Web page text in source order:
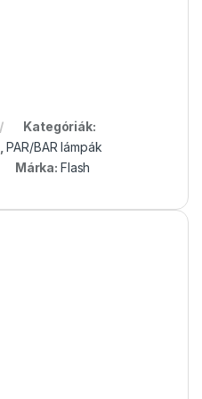
Kategóriák:
,PAR/BAR lámpák
Márka: Flash